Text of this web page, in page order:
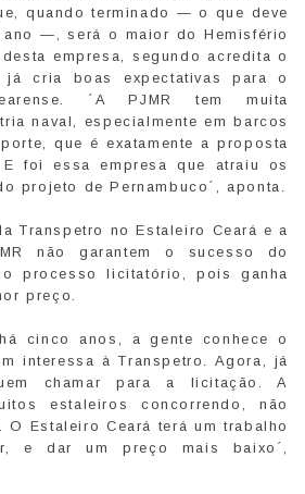
quando terminado — o que deve
—, será o maior do Hemisfério
empresa, segundo acredita o
já cria boas expectativas para o
´A PJMR tem muita
naval, especialmente em barcos
que é exatamente a proposta
foi essa empresa que atraiu os
projeto de Pernambuco´, aponta.
Transpetro no Estaleiro Ceará e a
não garantem o sucesso do
processo licitatório, pois ganha
preço.
cinco anos, a gente conhece o
interessa à Transpetro. Agora, já
chamar para a licitação. A
estaleiros concorrendo, não
Estaleiro Ceará terá um trabalho
e dar um preço mais baixo´,